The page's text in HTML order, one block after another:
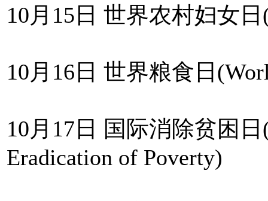
10月15日 世界农村妇女日
10月16日 世界粮食日
10月17日 国际消除贫困
Eradication of Poverty)